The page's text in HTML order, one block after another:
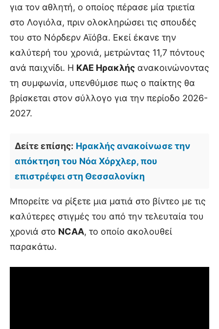
για τον αθλητή, ο οποίος πέρασε μία τριετία
στο Λογιόλα, πριν ολοκληρώσει τις σπουδές
του στο Νόρδερν Αϊόβα. Εκεί έκανε την
καλύτερή του χρονιά, μετρώντας 11,7 πόντους
ανά παιχνίδι. Η ΚΑΕ Ηρακλής ανακοινώνοντας
τη συμφωνία, υπενθύμισε πως ο παίκτης θα
βρίσκεται στον σύλλογο για την περίοδο 2026-
2027.
Δείτε επίσης: Ηρακλής ανακοίνωσε την
απόκτηση του Νόα Χόρχλερ, που
επιστρέφει στη Θεσσαλονίκη
Μπορείτε να ρίξετε μια ματιά στο βίντεο με τις
καλύτερες στιγμές του από την τελευταία του
χρονιά στο NCAA, το οποίο ακολουθεί
παρακάτω.